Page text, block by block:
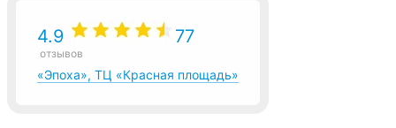
4.9 77
отзывов
«Эпоха», ТЦ «Красная площадь»